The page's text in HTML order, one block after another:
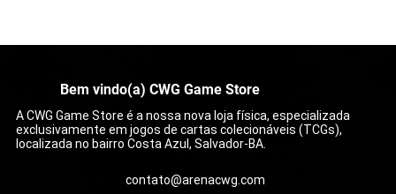
Bem vindo(a) CWG Game Store
A CWG Game Store é a nossa nova loja física, especializada
exclusivamente em jogos de cartas colecionáveis (TCGs),
localizada no bairro Costa Azul, Salvador-BA.
contato@arenacwg.com